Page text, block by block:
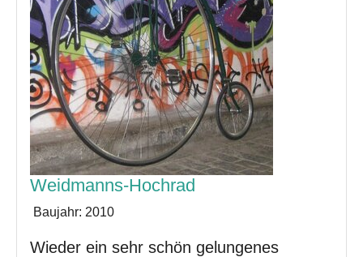
Weidmanns-Hochrad
Baujahr: 2010
Wieder ein sehr schön gelungenes